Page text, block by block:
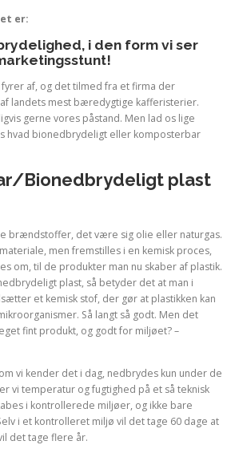
er:
i den form vi ser
fyrer af, og det tilmed fra et firma der
landets mest bæredygtige kafferisterier.
gerne vores påstand. Men lad os lige
hvad bionedbrydeligt eller komposterbar
Bionedbrydeligt plast
brændstoffer, det være sig olie eller naturgas.
men fremstilles i en kemisk proces,
om, til de produkter man nu skaber af plastik.
plast, så betyder det at man i
et kemisk stof, der gør at plastikken kan
Så langt så godt. Men det
fint produkt, og godt for miljøet? –
vi kender det i dag, nedbrydes kun under de
vi temperatur og fugtighed på et så teknisk
i kontrollerede miljøer, og ikke bare
i et kontrolleret miljø vil det tage 60 dage at
det tage flere år.